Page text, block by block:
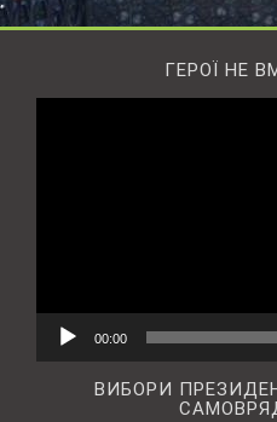
ГЕРОЇ НЕ
00:00
ВИБОРИ